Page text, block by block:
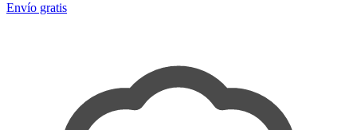
Envío gratis